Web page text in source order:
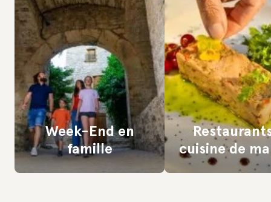
Week-End en
famille
cuisine de